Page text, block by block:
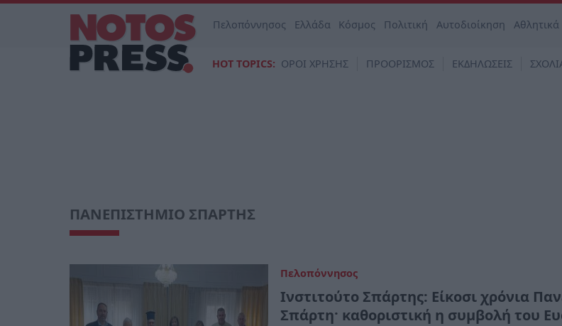
Πελοπόννησος Ελλάδα Κόσμος Πολιτική Αυτοδιοίκηση Αθλητικά
HOT TOPICS: ΟΡΟΙ ΧΡΗΣΗΣ ΠΡΟΟΡΙΣΜΟΣ ΕΚΔΗΛΩΣΕΙΣ
ΠΑΝΕΠΙΣΤΗΜΙΟ ΣΠΑΡΤΗΣ
Πελοπόννησος
Ινστιτούτο Σπάρτης: Είκοσι χρόνια
Σπάρτη· καθοριστική η συμβολή του